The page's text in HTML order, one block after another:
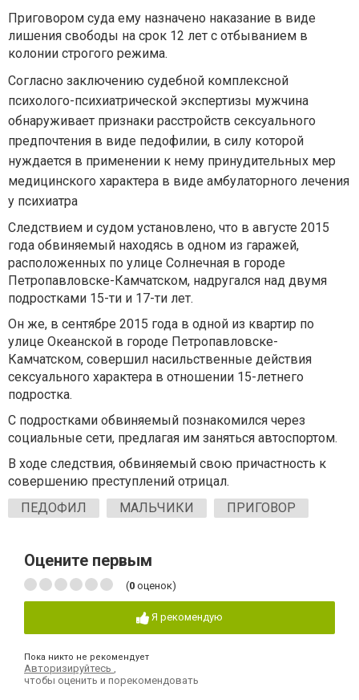
Приговором суда ему назначено наказание в виде
лишения свободы на срок 12 лет с отбыванием в
колонии строгого режима.
Согласно заключению судебной комплексной
психолого-психиатрической экспертизы мужчина
обнаруживает признаки расстройств сексуального
предпочтения в виде педофилии, в силу которой
нуждается в применении к нему принудительных мер
медицинского характера в виде амбулаторного лечения
у психиатра
Следствием и судом установлено, что в августе 2015
года обвиняемый находясь в одном из гаражей,
расположенных по улице Солнечная в городе
Петропавловске-Камчатском, надругался над двумя
подростками 15-ти и 17-ти лет.
Он же, в сентябре 2015 года в одной из квартир по
улице Океанской в городе Петропавловске-
Камчатском, совершил насильственные действия
сексуального характера в отношении 15-летнего
подростка.
С подростками обвиняемый познакомился через
социальные сети, предлагая им заняться автоспортом.
В ходе следствия, обвиняемый свою причастность к
совершению преступлений отрицал.
ПЕДОФИЛ
МАЛЬЧИКИ ПРИГОВОР
Оцените первым
(0 оценок)
Я рекомендую
Пока никто не рекомендует
Авторизируйтесь
чтобы оценить и порекомендовать